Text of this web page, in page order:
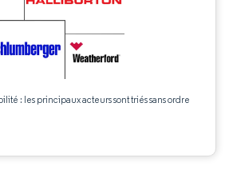
: les principaux acteurs sont triés sans ordre